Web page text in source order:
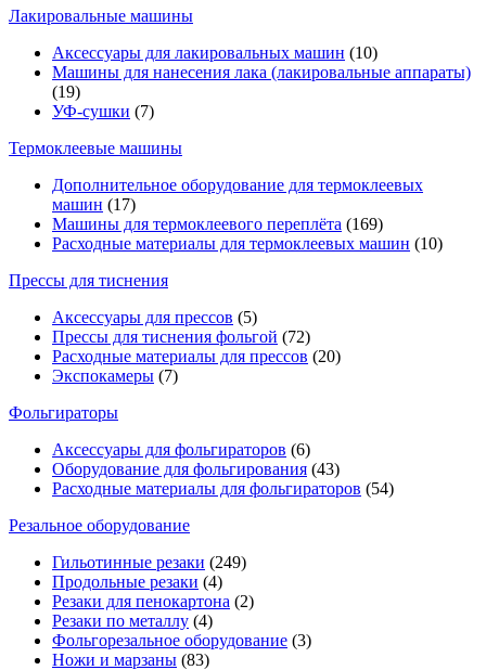
Лакировальные машины
Аксессуары для лакировальных машин (10)
Машины для нанесения лака (лакировальные аппараты)
(19)
УФ-сушки (7)
Термоклеевые машины
Дополнительное оборудование для термоклеевых
машин (17)
Машины для термоклеевого переплёта (169)
Расходные материалы для термоклеевых машин (10)
Прессы для тиснения
Аксессуары для прессов (5)
Прессы для тиснения фольгой (72)
Расходные материалы для прессов (20)
Экспокамеры (7)
Фольгираторы
Аксессуары для фольгираторов (6)
Оборудование для фольгирования (43)
Расходные материалы для фольгираторов (54)
Резальное оборудование
Гильотинные резаки (249)
Продольные резаки (4)
Резаки для пенокартона (2)
Резаки по металлу (4)
Фольгорезальное оборудование (3)
Ножи и марзаны (83)